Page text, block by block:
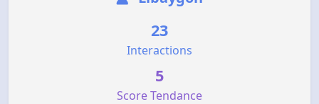
23
Interactions
5
Score Tendance